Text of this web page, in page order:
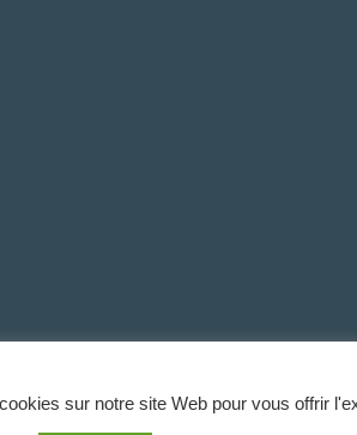
sur notre site Web pour vous offrir